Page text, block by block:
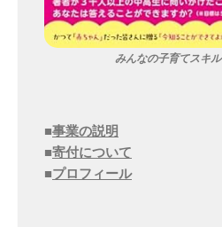
みんなの子育てスキル
■事業の説明
■寄付について
■プロフィール